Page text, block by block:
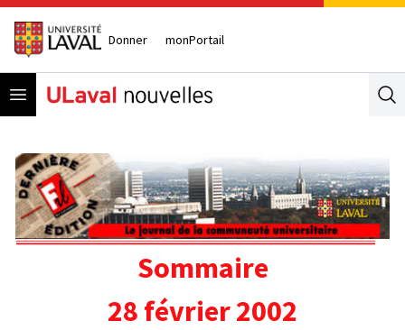
Donner monPortail
Open menu
Sommaire
28 février 2002